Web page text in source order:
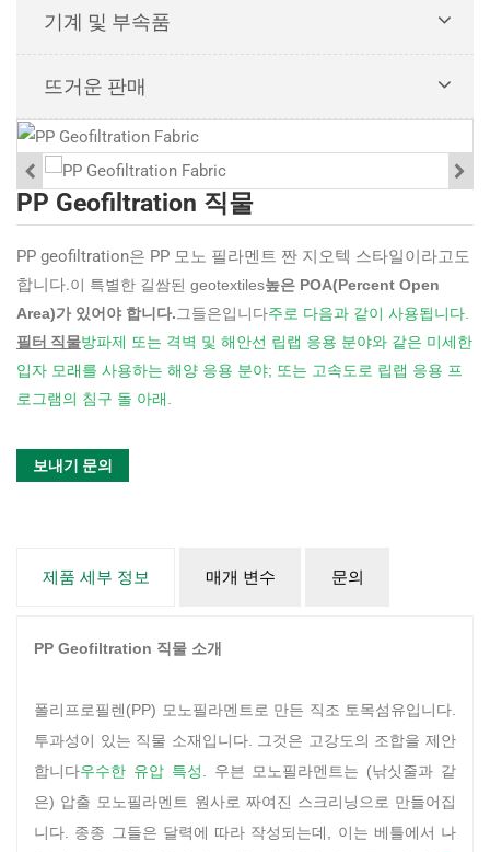
기계 및 부속품
뜨거운 판매
PP Geofiltration 직물
PP geofiltration은 PP 모노 필라멘트 짠 지오텍 스타일이라고도
합니다.이 특별한 길쌈된 geotextiles높은 POA(Percent Open
Area)가 있어야 합니다.그들은입니다주로 다음과 같이 사용됩니다.
필터 직물방파제 또는 격벽 및 해안선 립랩 응용 분야와 같은 미세한
입자 모래를 사용하는 해양 응용 분야; 또는 고속도로 립랩 응용 프
로그램의 침구 돌 아래.
보내기 문의
제품 세부 정보 매개 변수 문의
PP Geofiltration 직물 소개
폴리프로필렌(PP) 모노필라멘트로 만든 직조 토목섬유입니다.
투과성이 있는 직물 소재입니다. 그것은 고강도의 조합을 제안
합니다우수한 유압 특성
. 우븐 모노필라멘트는 (낚싯줄과 같
은) 압출 모노필라멘트 원사로 짜여진 스크리닝으로 만들어집
니다. 종종 그들은 달력에 따라 작성되는데, 이는 베틀에서 나